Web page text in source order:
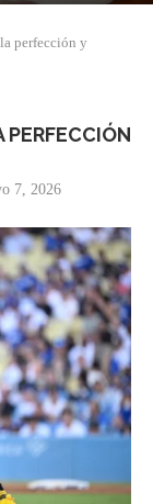
perfección y
PERFECCIÓN
7, 2026